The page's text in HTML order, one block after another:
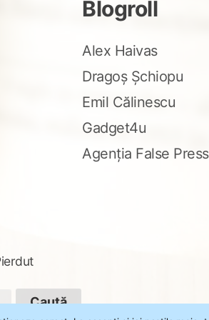
Blogroll
Alex Haivas
Dragoș Șchiopu
Emil Călinescu
Gadget4u
Agenția False Press